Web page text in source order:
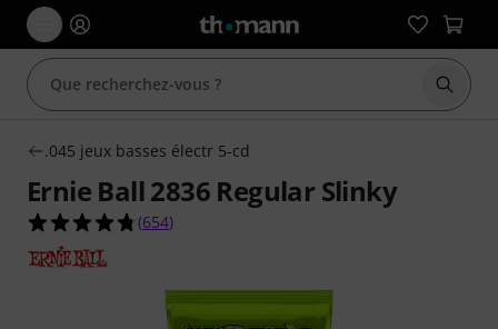
.045 jeux basses électr 5-cd
Ernie Ball 2836 Regular Slinky
4.7 étoiles sur 5 d'après 654 évaluations clients
(654)